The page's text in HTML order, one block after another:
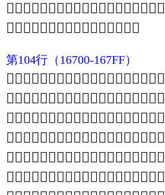
𖛒𖛓𖛔𖛕𖛖𖛗𖛘𖛙𖛚𖛛𖛜𖛝𖛞𖛟𖛠𖛡𖛢𖛣𖛤
𖛰𖛱𖛲𖛳𖛴𖛵𖛶𖛷𖛸𖛹𖛺𖛻𖛼𖛽𖛾𖛿
第104行 （16700-167FF）
𖜀𖜁𖜂𖜃𖜄𖜅𖜆𖜇𖜈𖜉𖜊𖜋𖜌𖜍𖜎𖜏𖜐𖜑𖜒
𖜞𖜟𖜠𖜡𖜢𖜣𖜤𖜥𖜦𖜧𖜨𖜩𖜪𖜫𖜬𖜭𖜮𖜯𖜰
𖜼𖜽𖜾𖜿𖝀𖝁𖝂𖝃𖝄𖝅𖝆𖝇𖝈𖝉𖝊𖝋𖝌𖝍𖝎
𖝚𖝛𖝜𖝝𖝞𖝟𖝠𖝡𖝢𖝣𖝤𖝥𖝦𖝧𖝨𖝩𖝪𖝫𖝬
𖝸𖝹𖝺𖝻𖝼𖝽𖝾𖝿𖞀𖞁𖞂𖞃𖞄𖞅𖞆𖞇𖞈𖞉𖞊
𖞖𖞗𖞘𖞙𖞚𖞛𖞜𖞝𖞞𖞟𖞠𖞡𖞢𖞣𖞤𖞥𖞦𖞧𖞨